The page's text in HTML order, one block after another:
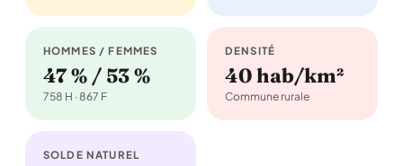
HOMMES / FEMMES
47 % / 53 %
758 H · 867 F
DENSITÉ
40 hab/km²
Commune rurale
SOLDE NATUREL